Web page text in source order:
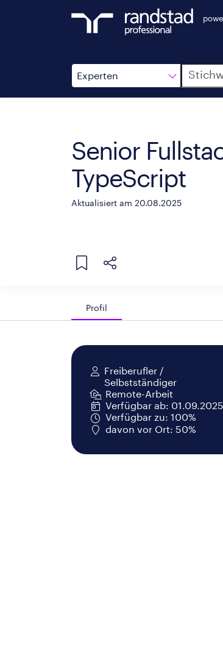
Experten
Suche
Senior
TypeScript
Aktualisiert am 20.08.2025
Profil
Freiberufler /
Selbstständiger
Remote-Arbeit
Verfügbar ab: 01.09.2025
Verfügbar zu: 100%
davon vor Ort: 50%